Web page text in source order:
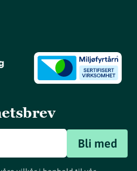
Bli med